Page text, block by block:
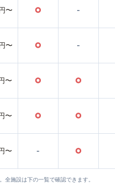
〜 ○ -
〜 ○ -
〜 ○ ○
〜 ○ ○
〜 - ○
施設は下の一覧で確認できます。